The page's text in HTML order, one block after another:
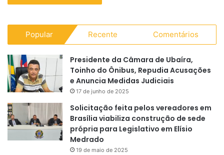
Popular Recente Comentários
Presidente da Câmara de Ubaíra,
Toinho do Ônibus, Repudia Acusações
e Anuncia Medidas Judiciais
17 de junho de 2025
Solicitação feita pelos vereadores em
Brasília viabiliza construção de sede
própria para Legislativo em Elísio
Medrado
19 de maio de 2025